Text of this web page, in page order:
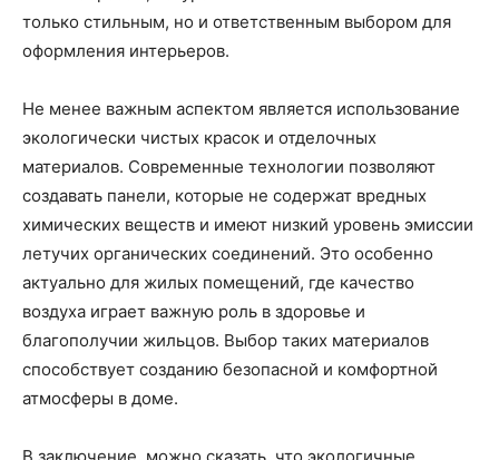
только стильным, но и ответственным выбором для
оформления интерьеров.
Не менее важным аспектом является использование
экологически чистых красок и отделочных
материалов. Современные технологии позволяют
создавать панели, которые не содержат вредных
химических веществ и имеют низкий уровень эмиссии
летучих органических соединений. Это особенно
актуально для жилых помещений, где качество
воздуха играет важную роль в здоровье и
благополучии жильцов. Выбор таких материалов
способствует созданию безопасной и комфортной
атмосферы в доме.